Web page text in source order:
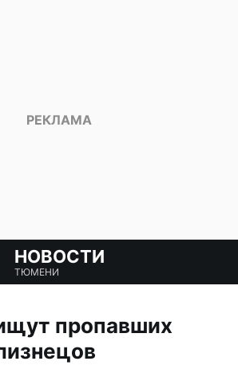
НОВОСТИ
ТЮМЕНИ
пропавших